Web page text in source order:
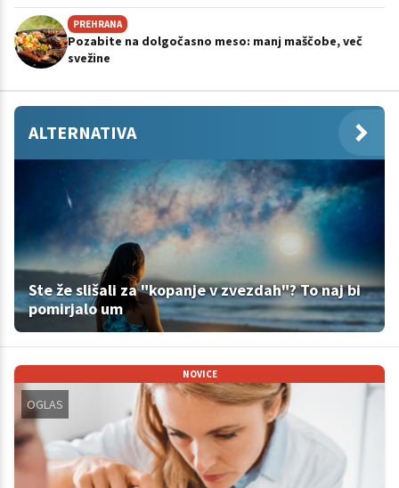
PREHRANA
Pozabite na dolgočasno meso: manj maščobe, več
svežine
ALTERNATIVA
Ste že slišali za "kopanje v zvezdah"? To naj bi
pomirjalo um
NOVICE
OGLAS